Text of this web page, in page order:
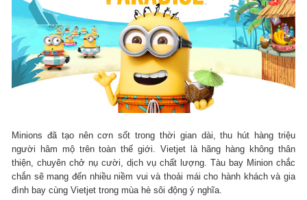
Minions đã tạo nên cơn sốt trong thời gian dài, thu hút hàng triệu
người hâm mộ trên toàn thế giới. Vietjet là hãng hàng không thân
thiện, chuyên chở nụ cười, dịch vụ chất lượng. Tàu bay Minion chắc
chắn sẽ mang đến nhiều niềm vui và thoải mái cho hành khách và gia
đình bay cùng Vietjet trong mùa hè sôi động ý nghĩa.